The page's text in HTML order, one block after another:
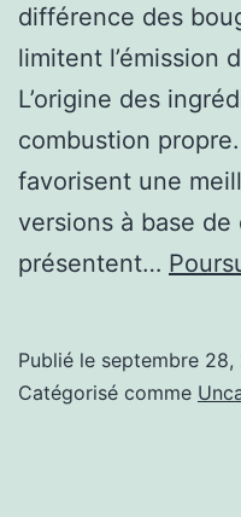
différence des
limitent l’émission
L’origine des
combustion
favorisent une
versions à base de
présentent…
Publié le septembre 28,
Catégorisé comme